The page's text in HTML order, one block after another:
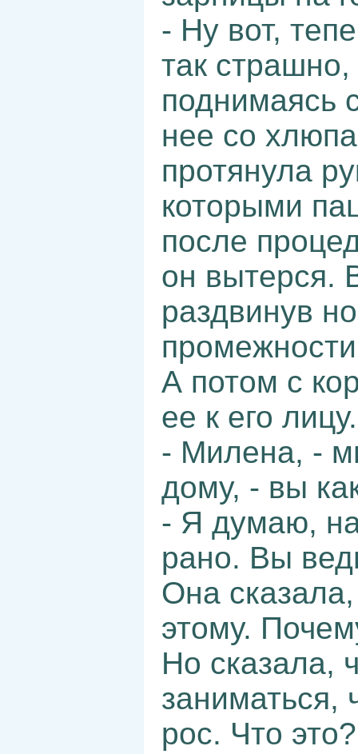
- Ну вот,
так
поднимаясь
нее со
протянула
которыми
после
он вытерся.
раздвинув
А потом с
ее к его
- Милена, -
дому, - вы
- Я думаю,
рано. Вы
Она сказала,
этому.
Но сказала,
заниматься,
рос. Что